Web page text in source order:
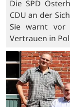
Die SPD
CDU an der
Sie warnt vor
Vertrauen in